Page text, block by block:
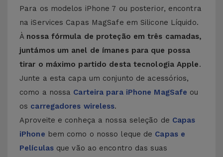
Para os modelos iPhone 7 ou posterior, encontra
na iServices Capas MagSafe em Silicone Líquido.
À nossa fórmula de proteção em três camadas,
juntámos um anel de ímanes para que possa
tirar o máximo partido desta tecnologia Apple.
Junte a esta capa um conjunto de acessórios,
como a nossa Carteira para iPhone MagSafe ou
os carregadores wireless.
Aproveite e conheça a nossa seleção de Capas
iPhone bem como o nosso leque de Capas e
Películasque vão ao encontro das suas